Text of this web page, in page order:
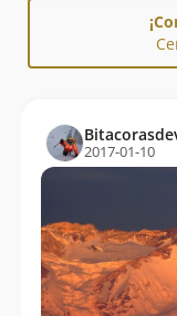
2017-01-10